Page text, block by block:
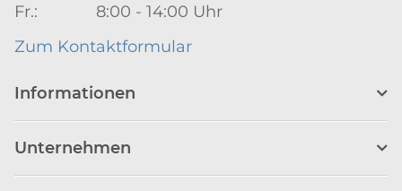
Fr.: 8:00 - 14:00 Uhr
Zum Kontaktformular
Informationen
Unternehmen